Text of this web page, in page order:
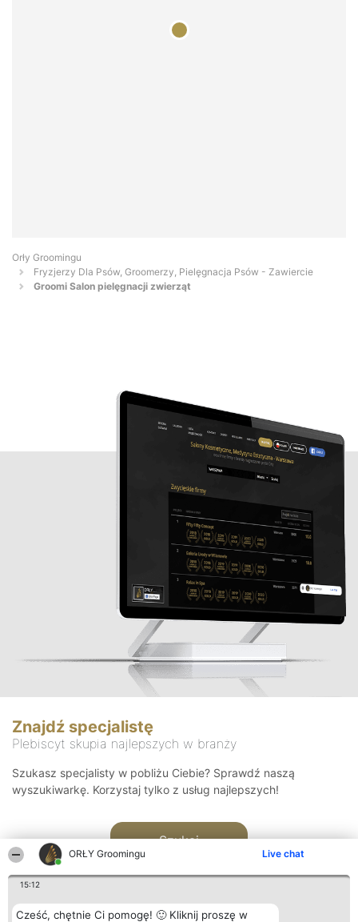
ORŁY Groomingu Live chat
15:12
Cześć, chętnie Ci pomogę! 🙂 Kliknij proszę w
Orły Groomingu
Fryzjerzy Dla Psów, Groomerzy, Pielęgnacja Psów - Zawiercie
Groomi Salon pielęgnacji zwierząt
Znajdź specjalistę
Plebiscyt skupia najlepszych w branży
Szukasz specjalisty w pobliżu Ciebie? Sprawdź naszą
wyszukiwarkę. Korzystaj tylko z usług najlepszych!
Szukaj